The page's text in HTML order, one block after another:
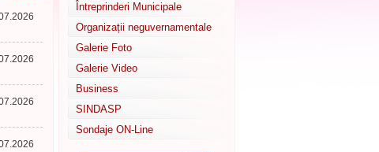
Întreprinderi Municipale
Organizații neguvernamentale
Galerie Foto
Galerie Video
Business
SINDASP
Sondaje ON-Line